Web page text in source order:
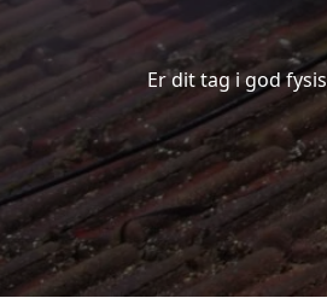
Er dit tag i god